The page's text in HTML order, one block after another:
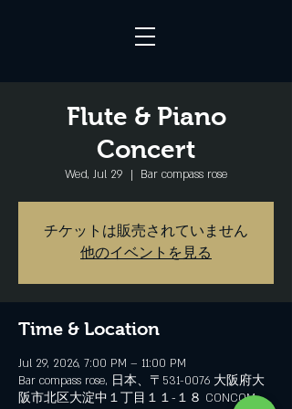
Flute & Piano
Concert
Wed, Jul 29
  |
Bar compass rose
チケットは販売されていません
他のイベントを見る
Time & Location
Jul 29, 2026, 7:00 PM – 11:00 PM
Bar compass rose, 日本、〒531-0076 大阪府大
阪市北区大淀中１丁目１１−１８ CONCOM